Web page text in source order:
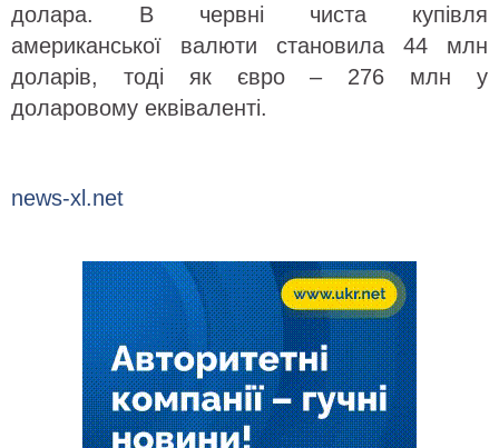
долара. В червні чиста купівля
американської валюти становила 44 млн
доларів, тоді як євро – 276 млн у
доларовому еквіваленті.
news-xl.net